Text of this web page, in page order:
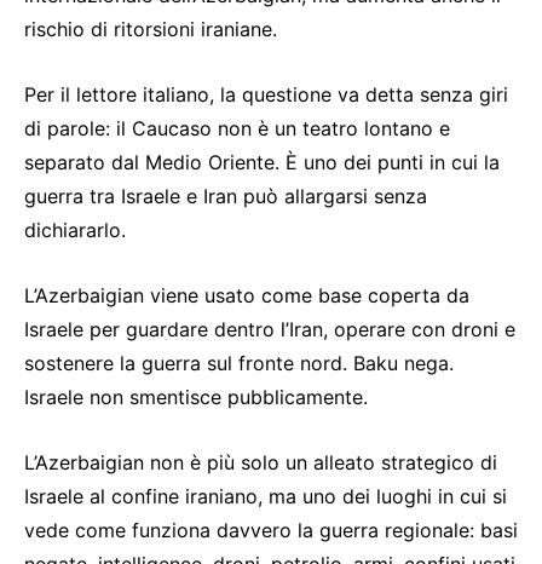
rischio di ritorsioni iraniane.
Per il lettore italiano, la questione va detta senza giri
di parole: il Caucaso non è un teatro lontano e
separato dal Medio Oriente. È uno dei punti in cui la
guerra tra Israele e Iran può allargarsi senza
dichiararlo.
L’Azerbaigian viene usato come base coperta da
Israele per guardare dentro l’Iran, operare con droni e
sostenere la guerra sul fronte nord. Baku nega.
Israele non smentisce pubblicamente.
L’Azerbaigian non è più solo un alleato strategico di
Israele al confine iraniano, ma uno dei luoghi in cui si
vede come funziona davvero la guerra regionale: basi